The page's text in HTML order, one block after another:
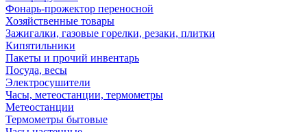
Фонарь-прожектор переносной
Хозяйственные товары
Зажигалки, газовые горелки, резаки, плитки
Кипятильники
Пакеты и прочий инвентарь
Посуда, весы
Электросушители
Часы, метеостанции, термометры
Метеостанции
Термометры бытовые